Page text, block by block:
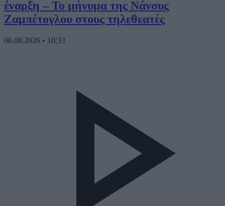
έναρξη – Το μήνυμα της Νάνσυς
Ζαμπέτογλου στους τηλεθεατές
06.08.2026 • 10:33